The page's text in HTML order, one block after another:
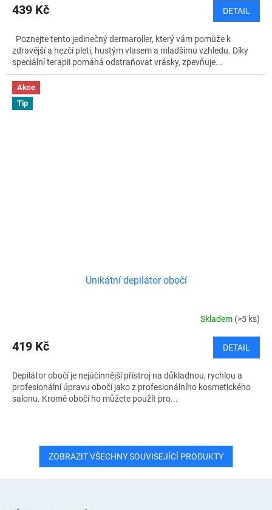
439 Kč DETAIL
Poznejte tento jedinečný dermaroller, který vám pomůže k
zdravější a hezčí pleti, hustým vlasem a mladšímu vzhledu. Díky
speciální terapii pomáhá odstraňovat vrásky, zpevňuje...
Akce
Tip
Unikátní depilátor obočí
Skladem (>5 ks)
419 Kč DETAIL
Depilátor obočí je nejúčinnější přístroj na důkladnou, rychlou a
profesionální úpravu obočí jako z profesionálního kosmetického
salonu. Kromě obočí ho můžete použít pro...
ZOBRAZIT VŠECHNY SOUVISEJÍCÍ PRODUKTY